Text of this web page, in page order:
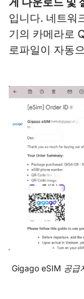
입니다. 네트워
기의 카메라로
로파일이 자동
Gigago eSIM 공급